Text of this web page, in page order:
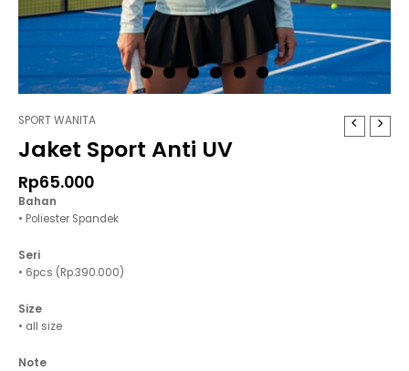
SPORT WANITA
Jaket Sport Anti UV
Rp65.000
Bahan
• Poliester Spandek
Seri
• 6pcs (Rp.390.000)
Size
• all size
Note